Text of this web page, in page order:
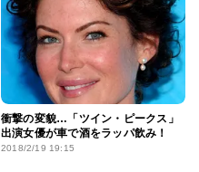
衝撃の変貌…「ツイン・ピークス」
出演女優が車で酒をラッパ飲み！
2018/2/19 19:15